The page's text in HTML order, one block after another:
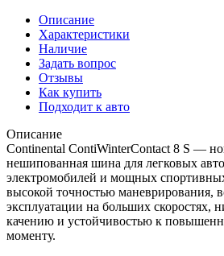
Описание
Характеристики
Наличие
Задать вопрос
Отзывы
Как купить
Подходит к авто
Описание
Continental ContiWinterContact 8 S —
нешипованная шина для легковых
электромобилей и мощных
высокой точностью маневрирования,
эксплуатации на больших скоростях,
качению и устойчивостью к
моменту.